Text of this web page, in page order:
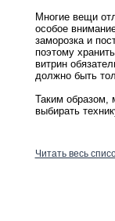
Многие вещи
особое
заморозка и
поэтому
витрин
должно быть
Таким образом,
выбирать
Читать весь